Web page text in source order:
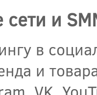
и
в
и